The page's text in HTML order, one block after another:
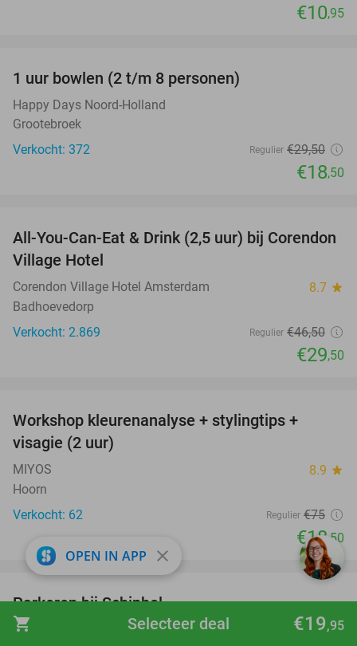
shopping_cart €19,95
Selecteer deal
€10,95
1 uur bowlen (2 t/m 8 personen)
Happy Days Noord-Holland
Grootebroek
Verkocht: 372
Regulier €29,50
€18,50
37%
All-You-Can-Eat & Drink (2,5 uur) bij Corendon
Village Hotel
Corendon Village Hotel Amsterdam 8.7 star
Badhoevedorp
Verkocht: 2.869
Regulier €46,50
€29,50
Workshop kleurenanalyse + stylingtips +
visagie (2 uur)
MIYOS 8.9 star
Hoorn
Verkocht: 62
Regulier €75
€18 ,50
36%
favorite_border
Parkeren bij Schiphol
ShuttleParkerenSchiphol 7.8star
OPEN IN APP close